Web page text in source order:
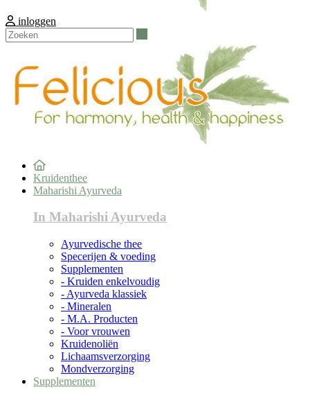
inloggen
Kruidenthee
Maharishi Ayurveda
In Maharishi Ayurveda
Ayurvedische thee
Specerijen & voeding
Supplementen
- Kruiden enkelvoudig
- Ayurveda klassiek
- Mineralen
- M.A. Producten
- Voor vrouwen
Kruidenoliën
Lichaamsverzorging
Mondverzorging
Supplementen